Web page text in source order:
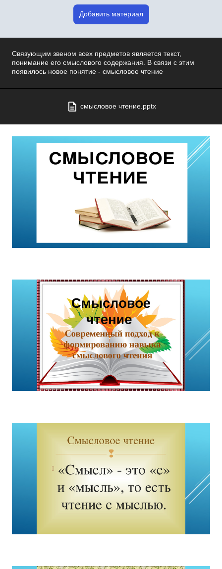
Добавить материал
Связующим звеном всех предметов является текст,
понимание его смыслового содержания. В связи с этим
появилось новое понятие - смысловое чтение
смысловое чтение.pptx